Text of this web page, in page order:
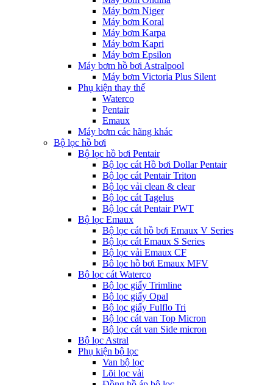
Máy bơm Niger
Máy bơm Koral
Máy bơm Karpa
Máy bơm Kapri
Máy bơm Epsilon
Máy bơm hồ bơi Astralpool
Máy bơm Victoria Plus Silent
Phụ kiện thay thế
Waterco
Pentair
Emaux
Máy bơm các hãng khác
Bộ lọc hồ bơi
Bộ lọc hồ bơi Pentair
Bộ lọc cát Hồ bơi Dollar Pentair
Bộ lọc cát Pentair Triton
Bộ lọc vải clean & clear
Bộ lọc cát Tagelus
Bộ lọc cát Pentair PWT
Bộ lọc Emaux
Bộ lọc cát hồ bơi Emaux V Series
Bộ lọc cát Emaux S Series
Bộ lọc vải Emaux CF
Bô lọc hồ bơi Emaux MFV
Bộ lọc cát Waterco
Bộ lọc giấy Trimline
Bộ lọc giấy Opal
Bộ lọc giấy Fulflo Tri
Bộ lọc cát van Top Micron
Bộ lọc cát van Side micron
Bộ lọc Astral
Phụ kiện bộ lọc
Van bộ lọc
Lõi lọc vải